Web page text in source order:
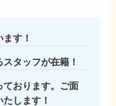
す！
タッフが在籍！
ております。ご面
します！